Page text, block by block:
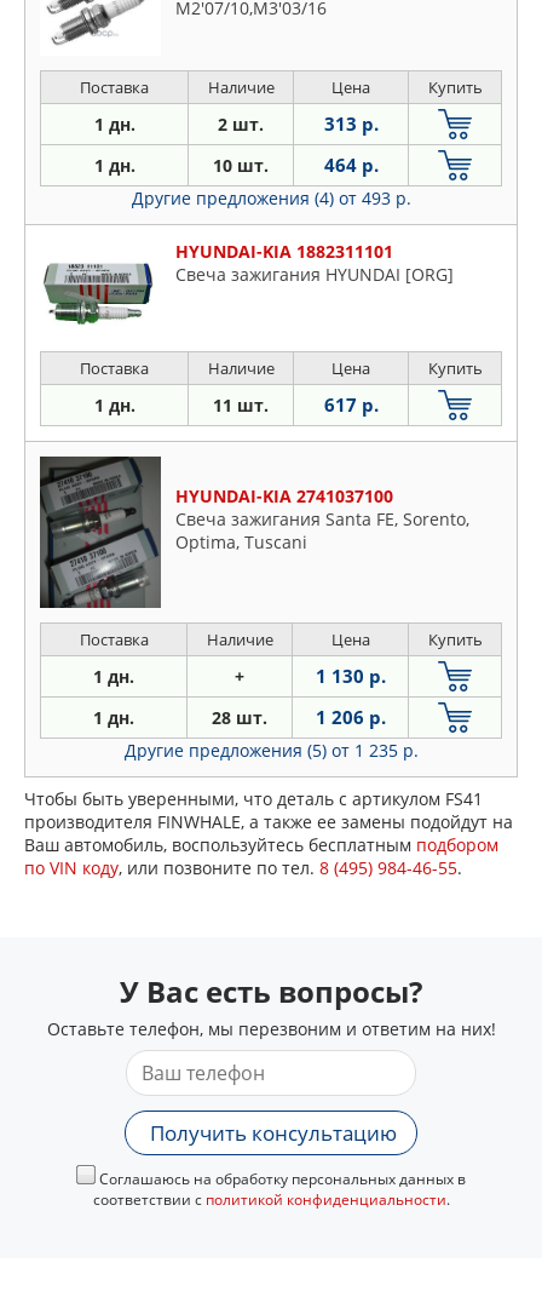
M2'07/10,M3'03/16
Поставка Наличие Цена Купить
1 дн. 2 шт. 313 р.
1 дн. 10 шт. 464 р.
Другие предложения (4) от 493 р.
HYUNDAI-KIA 1882311101
Свеча зажигания HYUNDAI [ORG]
Поставка Наличие Цена Купить
1 дн. 11 шт. 617 р.
HYUNDAI-KIA 2741037100
Свеча зажигания Santa FE, Sorento,
Optima, Tuscani
Поставка Наличие Цена Купить
1 дн. + 1 130 р.
1 дн. 28 шт. 1 206 р.
Другие предложения (5) от 1 235 р.
Чтобы быть уверенными, что деталь с артикулом FS41
производителя FINWHALE, а также ее замены подойдут на
Ваш автомобиль, воспользуйтесь бесплатным подбором
по VIN коду, или позвоните по тел. 8 (495) 984-46-55.
У Вас есть вопросы?
Оставьте телефон, мы перезвоним и ответим на них!
Получить консультацию
Соглашаюсь на обработку персональных данных в
соответствии с политикой конфиденциальности.